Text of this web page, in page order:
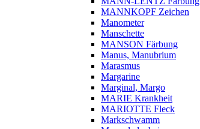
MANNKOPF Zeichen
Manometer
Manschette
MANSON Färbung
Manus, Manubrium
Marasmus
Margarine
Marginal, Margo
MARIE Krankheit
MARIOTTE Fleck
Markschwamm